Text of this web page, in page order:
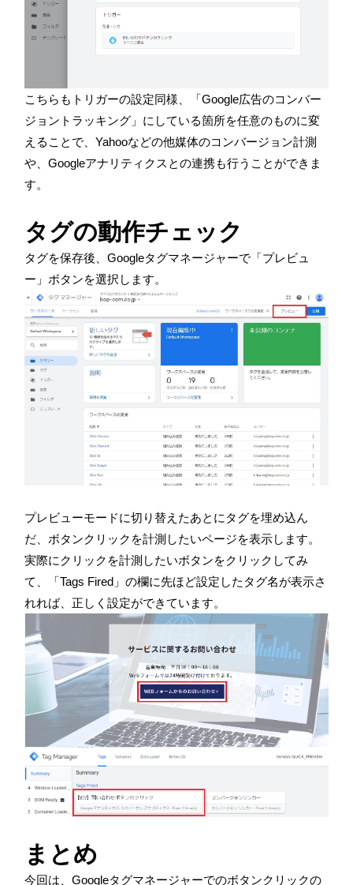
こちらもトリガーの設定同様、「Google広告のコンバー
ジョントラッキング」にしている箇所を任意のものに変
えることで、Yahooなどの他媒体のコンバージョン計測
や、 Googleアナリティクスとの連携も行うことができま
す。
タグの動作チェック
タグを保存後、Googleタグマネージャーで「プレビュ
ー」ボタンを選択します。
プレビューモードに切り替えたあとにタグを埋め込ん
だ、ボタンクリックを計測したいページを表示します。
実際にクリックを計測したいボタンをクリックしてみ
て、「Tags Fired」の欄に先ほど設定したタグ名が表示さ
れれば、正しく設定ができています。
まとめ
今回は、Googleタグマネージャーでのボタンクリックの